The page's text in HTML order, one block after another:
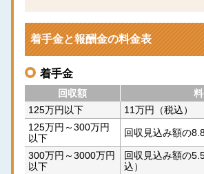
着手金と報酬金の料金表
着手金
回収額
125万円以下
11万円（税込）
125万円～300万円
以下
回収見込み額の
300万円～3000万円
以下
回収見込み額の
込）